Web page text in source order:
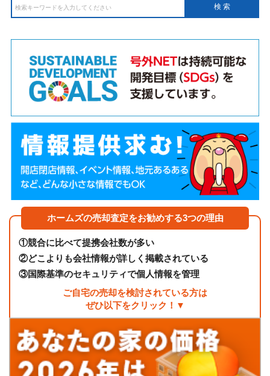
ホームズの売却査定をお勧めする3つの理由
①競合に比べて提携会社数が多い
②どこよりも会社情報が詳しく掲載されている
③国際基準のセキュリティで個人情報を管理
ご自宅の売却を検討されている方は
ぜひ以下をクリック！▼